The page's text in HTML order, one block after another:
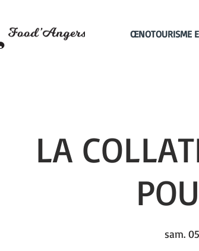
ŒNOTOURISME
LA
sam.